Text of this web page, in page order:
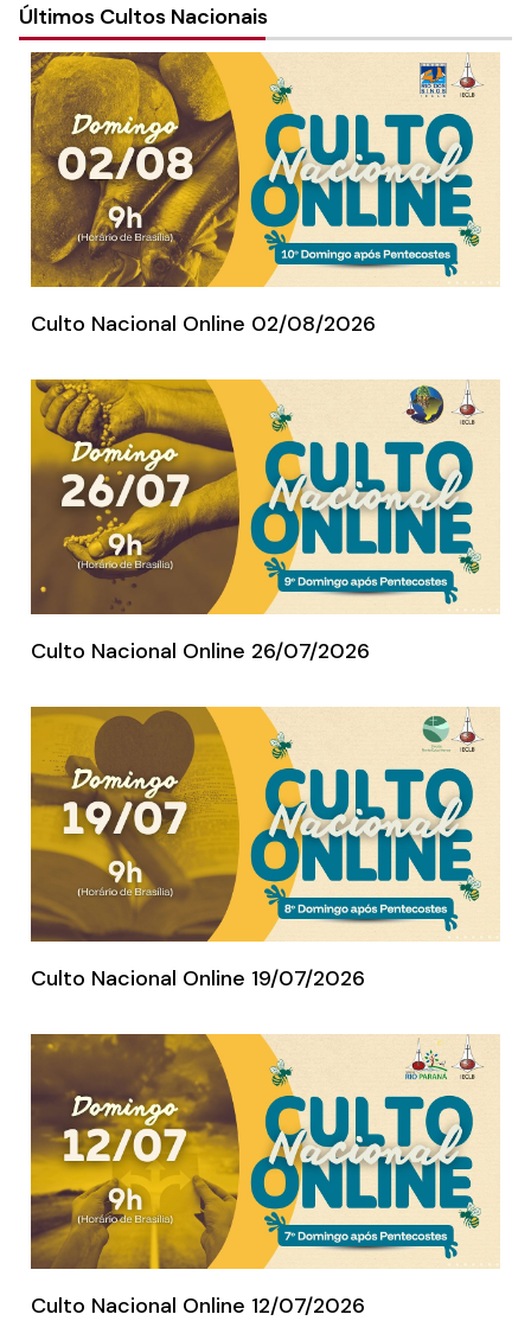
Últimos Cultos Nacionais
Culto Nacional Online 02/08/2026
Culto Nacional Online 26/07/2026
Culto Nacional Online 19/07/2026
Culto Nacional Online 12/07/2026